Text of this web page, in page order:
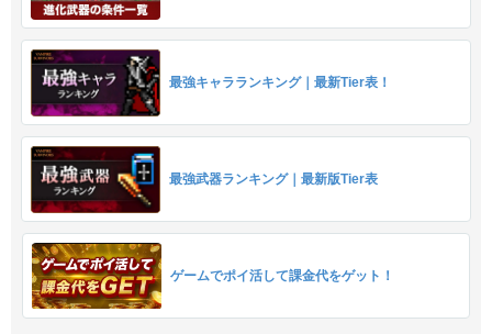
最強キャラランキング｜最新Tier表！
最強武器ランキング｜最新版Tier表
ゲームでポイ活して課金代をゲット！